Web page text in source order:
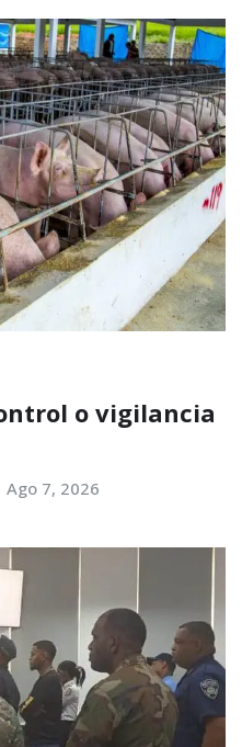
o vigilancia
Ago 7, 2026